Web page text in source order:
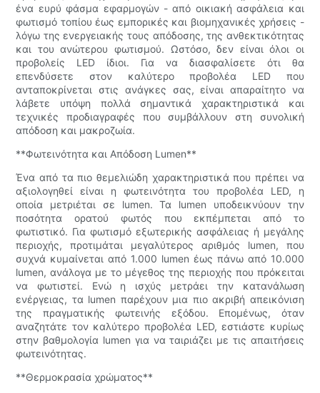
ένα ευρύ φάσμα εφαρμογών - από οικιακή ασφάλεια και
φωτισμό τοπίου έως εμπορικές και βιομηχανικές χρήσεις -
λόγω της ενεργειακής τους απόδοσης, της ανθεκτικότητας
και του ανώτερου φωτισμού. Ωστόσο, δεν είναι όλοι οι
προβολείς LED ίδιοι. Για να διασφαλίσετε ότι θα
επενδύσετε στον καλύτερο προβολέα LED που
ανταποκρίνεται στις ανάγκες σας, είναι απαραίτητο να
λάβετε υπόψη πολλά σημαντικά χαρακτηριστικά και
τεχνικές προδιαγραφές που συμβάλλουν στη συνολική
απόδοση και μακροζωία.
**Φωτεινότητα και Απόδοση Lumen**
Ένα από τα πιο θεμελιώδη χαρακτηριστικά που πρέπει να
αξιολογηθεί είναι η φωτεινότητα του προβολέα LED, η
οποία μετριέται σε lumen. Τα lumen υποδεικνύουν την
ποσότητα ορατού φωτός που εκπέμπεται από το
φωτιστικό. Για φωτισμό εξωτερικής ασφάλειας ή μεγάλης
περιοχής, προτιμάται μεγαλύτερος αριθμός lumen, που
συχνά κυμαίνεται από 1.000 lumen έως πάνω από 10.000
lumen, ανάλογα με το μέγεθος της περιοχής που πρόκειται
να φωτιστεί. Ενώ η ισχύς μετράει την κατανάλωση
ενέργειας, τα lumen παρέχουν μια πιο ακριβή απεικόνιση
της πραγματικής φωτεινής εξόδου. Επομένως, όταν
αναζητάτε τον καλύτερο προβολέα LED, εστιάστε κυρίως
στην βαθμολογία lumen για να ταιριάζει με τις απαιτήσεις
φωτεινότητας.
**Θερμοκρασία χρώματος**